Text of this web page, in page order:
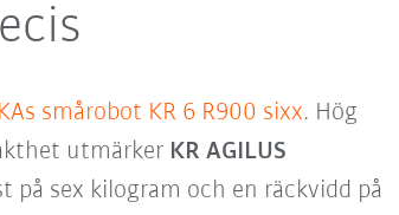
smårobot KR 6 R900 sixx. Hög
utmärker KR AGILUS
på sex kilogram och en räckvidd på